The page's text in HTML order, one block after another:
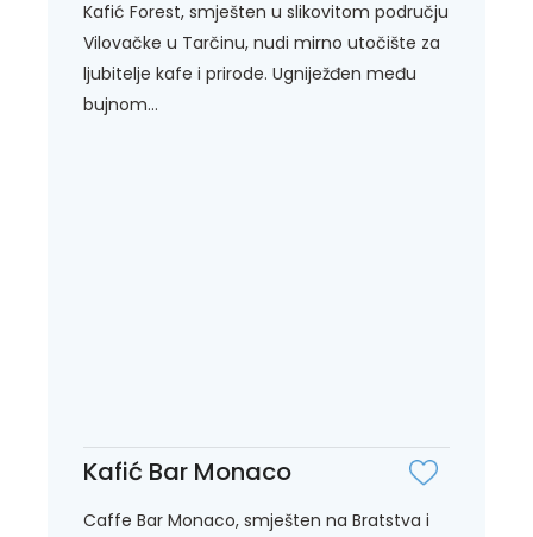
Kafić Forest, smješten u slikovitom području
Vilovačke u Tarčinu, nudi mirno utočište za
ljubitelje kafe i prirode. Ugniježđen među
bujnom...
Kafić Bar Monaco
Caffe Bar Monaco, smješten na Bratstva i